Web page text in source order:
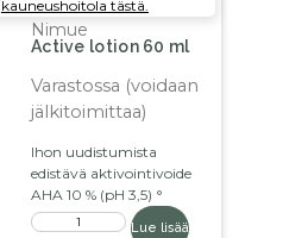
kauneushoitola tästä.
Nimue
Active lotion 60 ml
Varastossa (voidaan
jälkitoimittaa)
Ihon uudistumista
edistävä aktivointivoide
AHA 10 % (pH 3,5) °
Lue lisää